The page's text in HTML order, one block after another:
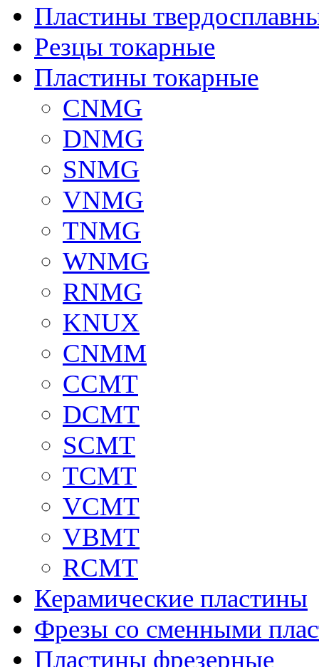
Пластины
Резцы токарные
Пластины токарные
CNMG
DNMG
SNMG
VNMG
TNMG
WNMG
RNMG
KNUX
CNMM
CCMT
DCMT
SCMT
TCMT
VCMT
VBMT
RCMT
Керамические пластины
Фрезы со сменными
Пластины фрезерные